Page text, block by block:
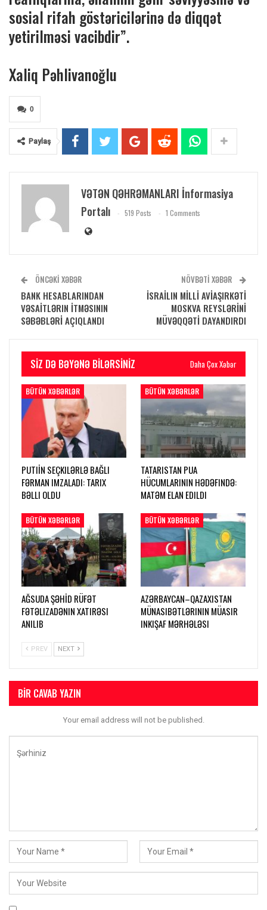
sosial rifah göstəricilərinə də diqqət
yetirilməsi vacibdir”.
Xaliq Pəhlivanoğlu
0
Paylaş
VƏTƏN QƏHRƏMANLARI İnformasiya
Portalı
519 Posts 1 Comments
ÖNCƏKI XƏBƏR
BANK HESABLARINDAN
VƏSAİTLƏRIN İTMƏSININ
SƏBƏBLƏRİ AÇIQLANDI
NÖVBƏTI XƏBƏR
İSRAİLIN MİLLİ AVİAŞIRKƏTİ
MOSKVA REYSLƏRİNİ
MÜVƏQQƏTİ DAYANDIRDI
SIZ DƏ BƏYƏNƏ BILƏRSINIZ Daha Çox Xəbər
BÜTÜN XƏBƏRLƏR
PUTIİN SEÇKILƏRLƏ BAĞLI
FƏRMAN IMZALADI: TARIX
BƏLLI OLDU
BÜTÜN XƏBƏRLƏR
TATARISTAN PUA
HÜCUMLARININ HƏDƏFINDƏ:
MATƏM ELAN EDILDI
BÜTÜN XƏBƏRLƏR
AĞSUDA ŞƏHİD RÜFƏT
FƏTƏLIZADƏNIN XATIRƏSI
ANILIB
BÜTÜN XƏBƏRLƏR
AZƏRBAYCAN–QAZAXISTAN
MÜNASIBƏTLƏRININ MÜASIR
INKIŞAF MƏRHƏLƏSI
PREV NEXT
BIR CAVAB YAZIN
Your email address will not be published.